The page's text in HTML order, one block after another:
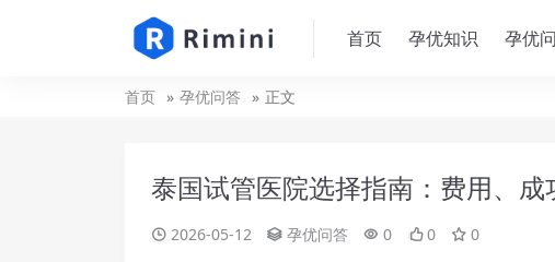
首页 孕优知识 孕优
首页 孕优问答 正文
泰国试管医院选择指南：费用、
2026-05-12 孕优问答 0 0 0